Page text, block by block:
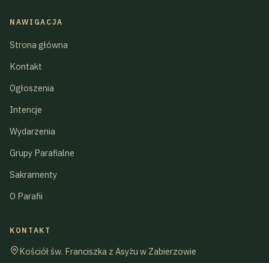
NAWIGACJA
Strona główna
Kontakt
Ogłoszenia
Intencje
Wydarzenia
Grupy Parafialne
Sakramenty
O Parafii
KONTAKT
Kościół św. Franciszka z Asyżu w Zabierzowie